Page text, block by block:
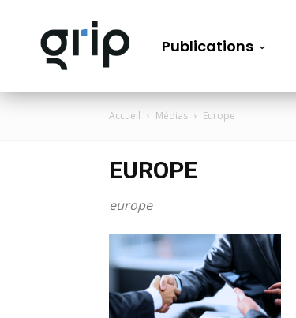
Publications
Accueil Médias Europe
EUROPE
europe